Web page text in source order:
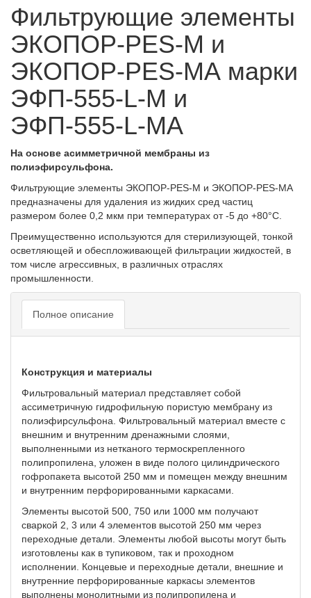
Фильтрующие элементы
ЭКОПОР-PES-M и
ЭКОПОР-PES-MА марки
ЭФП-555-L-M и
ЭФП-555-L-MA
На основе асимметричной мембраны из
полиэфирсульфона.
Фильтрующие элементы ЭКОПОР-PES-M и ЭКОПОР-PES-MА
предназначены для удаления из жидких сред частиц
размером более 0,2 мкм при температурах от -5 до +80°С.
Преимущественно используются для стерилизующей, тонкой
осветляющей и обеспложивающей фильтрации жидкостей, в
том числе агрессивных, в различных отраслях
промышленности.
Полное описание
Конструкция и материалы
Фильтровальный материал представляет собой
ассиметричную гидрофильную пористую мембрану из
полиэфирсульфона. Фильтровальный материал вместе с
внешним и внутренним дренажными слоями,
выполненными из нетканого термоскрепленного
полипропилена, уложен в виде полого цилиндрического
гофропакета высотой 250 мм и помещен между внешним
и внутренним перфорированными каркасами.
Элементы высотой 500, 750 или 1000 мм получают
сваркой 2, 3 или 4 элементов высотой 250 мм через
переходные детали. Элементы любой высоты могут быть
изготовлены как в тупиковом, так и проходном
исполнении. Концевые и переходные детали, внешние и
внутренние перфорированные каркасы элементов
выполнены монолитными из полипропилена и